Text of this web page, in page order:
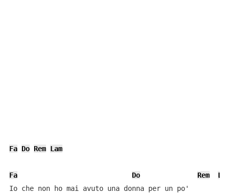
Fa Do Rem Lam
Fa Do Rem